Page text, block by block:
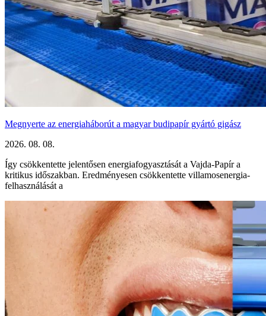
Megnyerte az energiaháborút a magyar budipapír gyártó gigász
2026. 08. 08.
Így csökkentette jelentősen energiafogyasztását a Vajda-Papír a
kritikus időszakban. Eredményesen csökkentette villamosenergia-
felhasználását a